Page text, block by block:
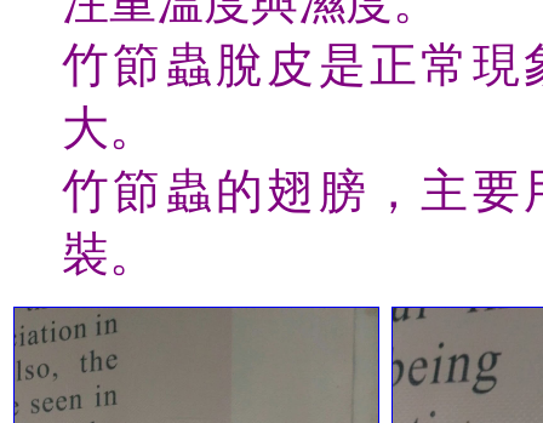
竹節蟲脫皮是正常現
大。
竹節蟲的翅膀，主要
裝。